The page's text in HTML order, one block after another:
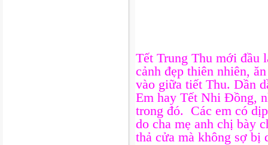
Tết Trung Thu mới đầu
cảnh đẹp thiên nhiên,
vào giữa tiết Thu. Dần
Em hay Tết Nhi Đồng,
trong đó. Các em có
do cha mẹ anh chị bày
thả cửa mà không sợ bị